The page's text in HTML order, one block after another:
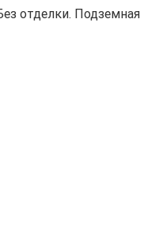
отделки. Подземная